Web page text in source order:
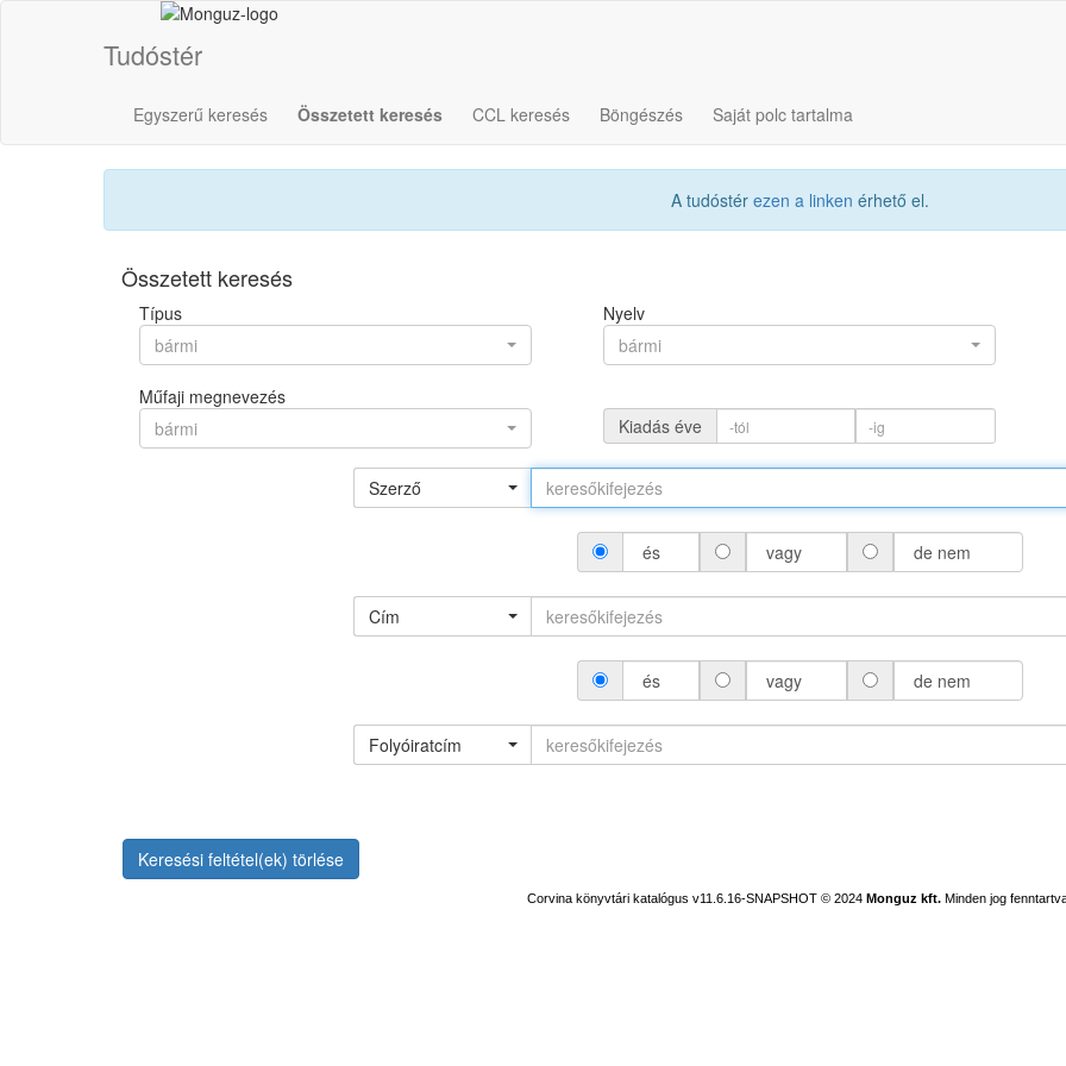
Tudóstér
Egyszerű keresés Összetett keresés CCL keresés Böngészés Saját polc tartalma
A tudóstér ezen a linken érhető el.
Összetett keresés
Típus
bármi
Nyelv
bármi
Műfaji megnevezés
bármi
Kiadás éve
Szerző
és vagy de nem
Cím
és vagy de nem
Folyóiratcím
Keresési feltétel(ek) törlése
Corvina könyvtári katalógus v11.6.16-SNAPSHOT © 2024 Monguz kft. Minden jog